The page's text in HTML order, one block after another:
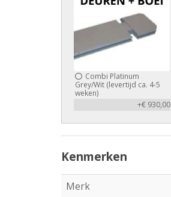
Combi Platinum
Grey/Wit (levertijd ca. 4-5
weken)
+€ 930,00
Kenmerken
Merk